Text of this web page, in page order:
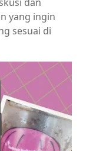
yang ingin
sesuai di